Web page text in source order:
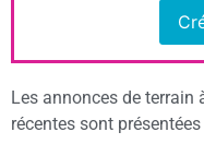
Les annonces de terrain
récentes sont